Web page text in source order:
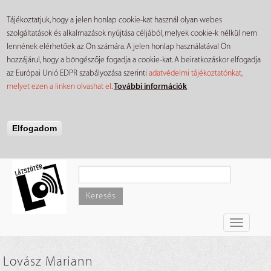
Tájékoztatjuk, hogy a jelen honlap cookie-kat használ olyan webes
szolgáltatások és alkalmazások nyújtása céljából, melyek cookie-k nélkül nem
lennének elérhetőek az Ön számára. A jelen honlap használatával Ön
hozzájárul, hogy a böngészője fogadja a cookie-kat. A beiratkozáskor elfogadja
az Európai Unió EDPR szabályozása szerintiadatvédelmi tájékoztatónkat,
melyet ezen a linken olvashat el.További információk
Elfogadom
tartalomra
Keresés
Toggle
Lovász Mariann